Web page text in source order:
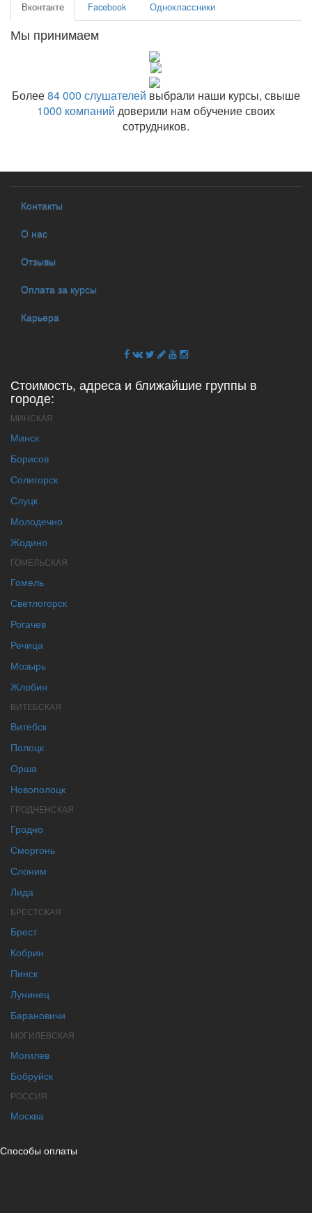
Вконтакте Facebook Одноклассники
Мы принимаем
Более84 000 слушателей выбрали наши курсы, свыше
1000 компаний доверили нам обучение своих
сотрудников.
Контакты
О нас
Отзывы
Оплата за курсы
Карьера
Стоимость, адреса и ближайшие группы в
городе:
МИНСКАЯ
Минск
Борисов
Солигорск
Слуцк
Молодечно
Жодино
ГОМЕЛЬСКАЯ
Гомель
Светлогорск
Рогачев
Речица
Мозырь
Жлобин
ВИТЕБСКАЯ
Витебск
Полоцк
Орша
Новополоцк
ГРОДНЕНСКАЯ
Гродно
Сморгонь
Слоним
Лида
БРЕСТСКАЯ
Брест
Кобрин
Пинск
Лунинец
Барановичи
МОГИЛЕВСКАЯ
Могилев
Бобруйск
РОССИЯ
Москва
Способы оплаты